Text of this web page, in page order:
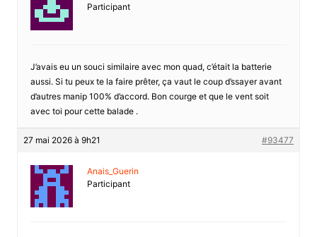
Participant
J’avais eu un souci similaire avec mon quad, c’était la batterie
aussi. Si tu peux te la faire prêter, ça vaut le coup d’ssayer avant
d’autres manip 100% d’accord. Bon courge et que le vent soit
avec toi pour cette balade .
27 mai 2026 à 9h21 #93477
Anais_Guerin
Participant